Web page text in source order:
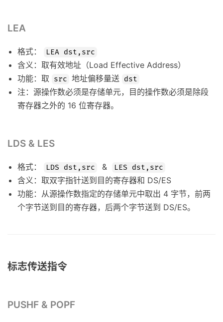
LEA
格式： LEA dst,src
含义：取有效地址（Load Effective Address）
功能：取
src 地址偏移量送 dst
注：源操作数必须是存储单元，目的操作数必须是除段
寄存器之外的 16 位寄存器。
LDS & LES
格式： LDS dst,src & LES dst,src
含义：取双字指针送到目的寄存器和 DS/ES
功能：从源操作数指定的存储单元中取出 4 字节，前两
个字节送到目的寄存器，后两个字节送到 DS/ES。
标志传送指令
PUSHF & POPF